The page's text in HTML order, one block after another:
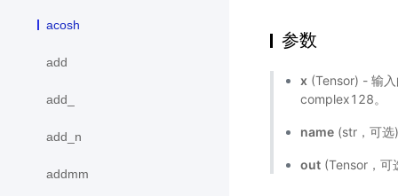
acosh
add
add_
add_n
addmm
参数
x (Tensor) - 输
complex128。
name (str，可
out (Tensor，可